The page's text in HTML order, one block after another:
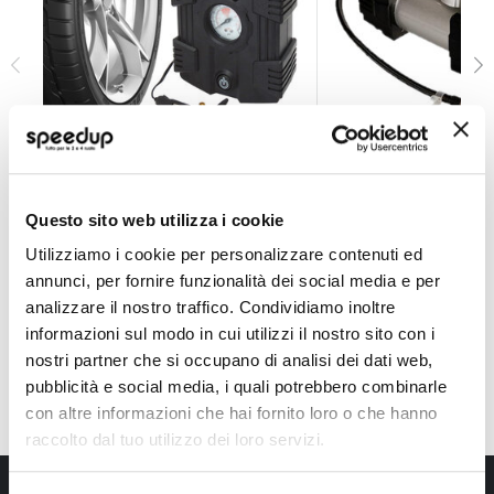
Questo sito web utilizza i cookie
Utilizziamo i cookie per personalizzare contenuti ed
annunci, per fornire funzionalità dei social media e per
analizzare il nostro traffico. Condividiamo inoltre
informazioni sul modo in cui utilizzi il nostro sito con i
nostri partner che si occupano di analisi dei dati web,
pubblicità e social media, i quali potrebbero combinarle
con altre informazioni che hai fornito loro o che hanno
raccolto dal tuo utilizzo dei loro servizi.
Compressore Con manometro - WEKGO
WEKGO
29,70 €
Compressore Twin-
LAMPA